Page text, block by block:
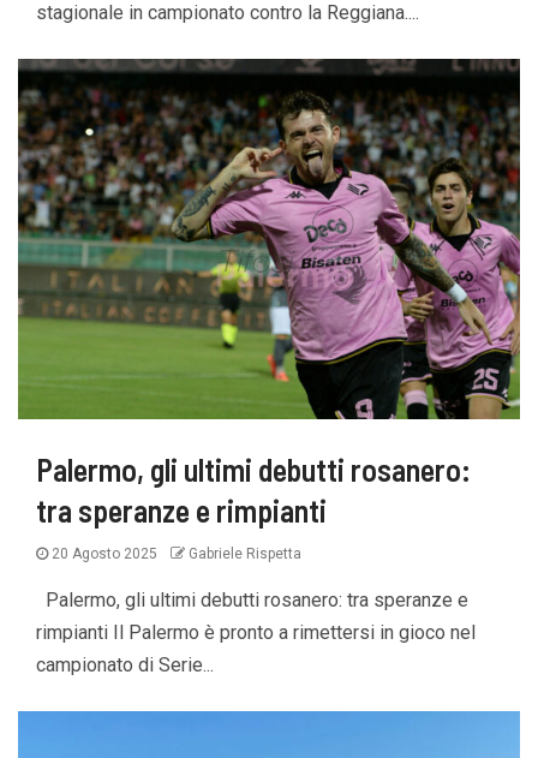
stagionale in campionato contro la Reggiana....
Palermo, gli ultimi debutti rosanero:
tra speranze e rimpianti
20 Agosto 2025 Gabriele Rispetta
Palermo, gli ultimi debutti rosanero: tra speranze e
rimpianti Il Palermo è pronto a rimettersi in gioco nel
campionato di Serie...